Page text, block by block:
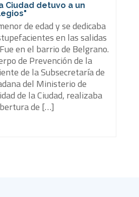
Ciudad detuvo a un
de edad y se dedicaba
en las salidas
en el barrio de Belgrano.
de Prevención de la
de la Subsecretaría de
del Ministerio de
de la Ciudad, realizaba
de […]